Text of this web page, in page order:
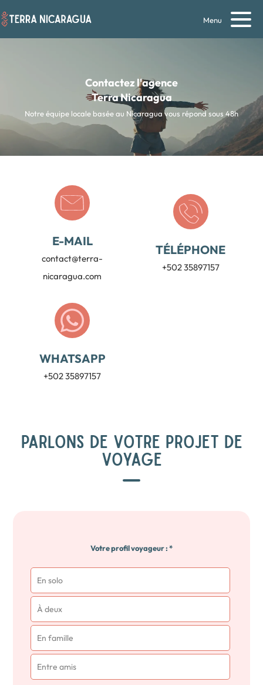
Menu
Contactez l'agence
Terra Nicaragua
Notre équipe locale basée au Nicaragua vous répond sous 48h
E-MAIL
contact@terra-
nicaragua.com
TÉLÉPHONE
+502 35897157
WHATSAPP
+502 35897157
PARLONS DE VOTRE PROJET DE
VOYAGE
Votre profil voyageur : *
En solo
À deux
En famille
Entre amis